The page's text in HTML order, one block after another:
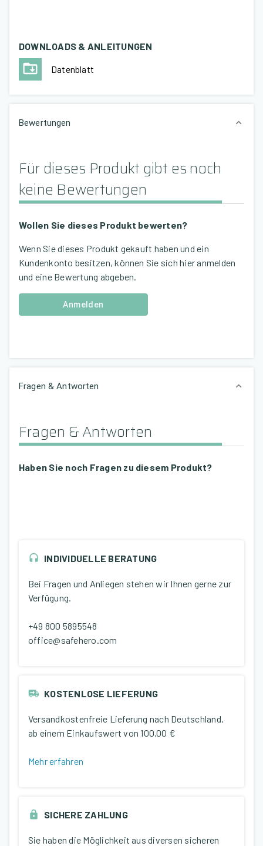
DOWNLOADS & ANLEITUNGEN
Datenblatt
Bewertungen
Für dieses Produkt gibt es noch
keine Bewertungen
Wollen Sie dieses Produkt bewerten?
Wenn Sie dieses Produkt gekauft haben und ein
Kundenkonto besitzen, können Sie sich hier anmelden
und eine Bewertung abgeben.
Anmelden
Fragen & Antworten
Fragen & Antworten
Haben Sie noch Fragen zu diesem Produkt?
INDIVIDUELLE BERATUNG
Bei Fragen und Anliegen stehen wir Ihnen gerne zur
Verfügung.
+49 800 5895548
office@safehero.com
KOSTENLOSE LIEFERUNG
Versandkostenfreie Lieferung nach Deutschland,
ab einem Einkaufswert von 100,00 €
Mehr erfahren
SICHERE ZAHLUNG
Sie haben die Möglichkeit aus diversen sicheren